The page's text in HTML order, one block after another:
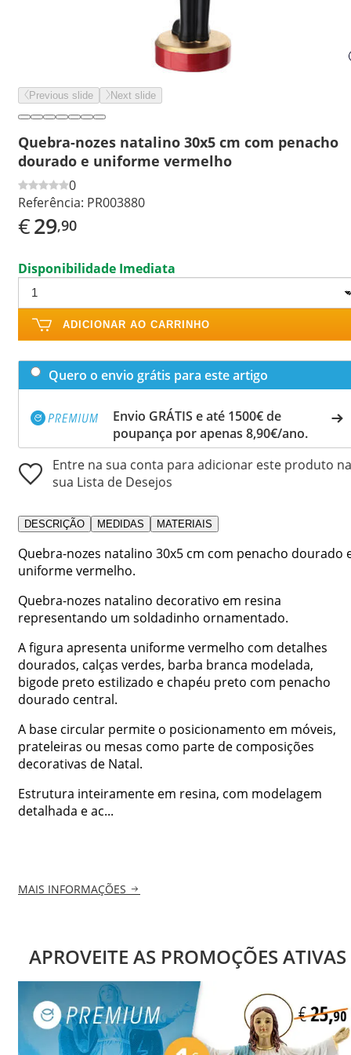
Previous slide Next slide
Quebra-nozes natalino 30x5 cm com penacho
dourado e uniforme vermelho
0
Referência: PR003880
€29,90
Disponibilidade Imediata
ADICIONAR AO CARRINHO
Quero o envio grátis para este artigo
Envio GRÁTIS e até 1500€ de
poupança por apenas 8,90€/ano.
Entre na sua conta para adicionar este produto na
sua Lista de Desejos
DESCRIÇÃO MEDIDAS MATERIAIS
Quebra-nozes natalino 30x5 cm com penacho dourado
uniforme vermelho.
Quebra-nozes natalino decorativo em resina
representando um soldadinho ornamentado.
A figura apresenta uniforme vermelho com detalhes
dourados, calças verdes, barba branca modelada,
bigode preto estilizado e chapéu preto com penacho
dourado central.
A base circular permite o posicionamento em móveis,
prateleiras ou mesas como parte de composições
decorativas de Natal.
Estrutura inteiramente em resina, com modelagem
detalhada e ac...
MAIS INFORMAÇÕES
APROVEITE AS PROMOÇÕES ATIVAS